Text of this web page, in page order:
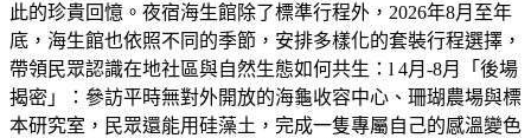
此的珍貴回憶。夜宿海生館除了標準行程外，2026年8月至年
底，海生館也依照不同的季節，安排多樣化的套裝行程選擇，
帶領民眾認識在地社區與自然生態如何共生：l 4月-8月「後場
揭密」：參訪平時無對外開放的海龜收容中心、珊瑚農場與標
本研究室，民眾還能用硅藻土，完成一隻專屬自己的感溫變色